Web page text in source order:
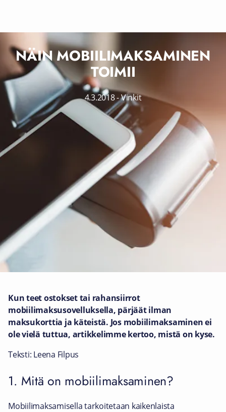
NÄIN MOBIILIMAKSAMINEN
TOIMII
4.3.2018-Vinkit
Kun teet ostokset tai rahansiirrot
mobiilimaksusovelluksella, pärjäät ilman
maksukorttia ja käteistä. Jos mobiilimaksaminen ei
ole vielä tuttua, artikkelimme kertoo, mistä on kyse.
Teksti: Leena Filpus
1. Mitä on mobiilimaksaminen?
Mobiilimaksamisella tarkoitetaan kaikenlaista